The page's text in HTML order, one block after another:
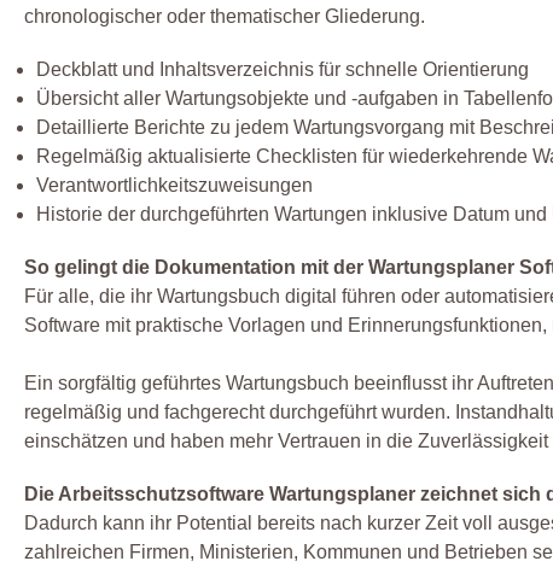
chronologischer oder thematischer Gliederung.
Deckblatt und Inhaltsverzeichnis für schnelle Orientierung
Übersicht aller Wartungsobjekte und -aufgaben in
Detaillierte Berichte zu jedem Wartungsvorgang mit
Regelmäßig aktualisierte Checklisten für wiederkehrende
Verantwortlichkeitszuweisungen
Historie der durchgeführten Wartungen inklusive Datum und
So gelingt die Dokumentation mit der Wartungsplaner
Für alle, die ihr Wartungsbuch digital führen oder
Software mit praktische Vorlagen und
Ein sorgfältig geführtes Wartungsbuch beeinflusst ihr
regelmäßig und fachgerecht durchgeführt wurden.
einschätzen und haben mehr Vertrauen in die Zuverlässigkeit
Die Arbeitsschutzsoftware Wartungsplaner zeichnet
Dadurch kann ihr Potential bereits nach kurzer Zeit voll
zahlreichen Firmen, Ministerien, Kommunen und Betrieben